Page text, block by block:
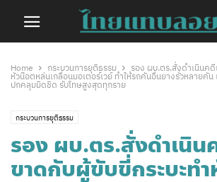
Home กระบวนการยุติธรรม
รอง ผบ.ตร.สั่งดำเนินค
หัวน๊อตหล่นเกลื่อนมอเตอร์เวย์ ทำให้รถคันอื่นยางรั่วหลายคัน
ปกคลุมมิดชิด รับโทษสูงสุดทุกราย
กระบวนการยุติธรรม
รอง ผบ.ตร.สั่งดำเนิน
ขาดกับผู้ขับขี่กระบะท